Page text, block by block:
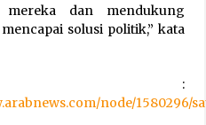
mereka dan mendukung
solusi politik,” kata
:
node/1580296/